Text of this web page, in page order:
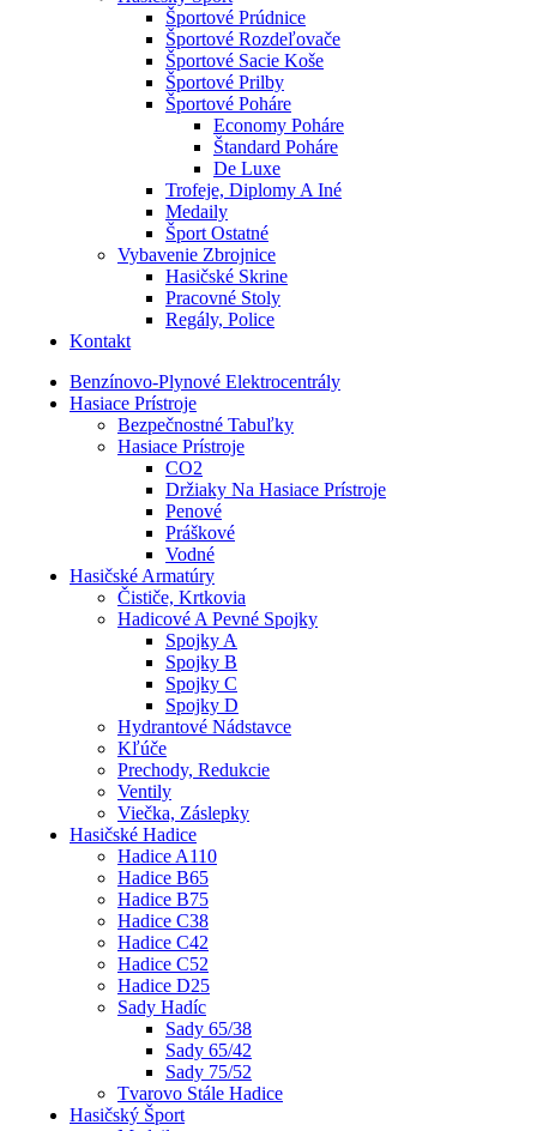
Športové Prúdnice
Športové Rozdeľovače
Športové Sacie Koše
Športové Prilby
Športové Poháre
Economy Poháre
Štandard Poháre
De Luxe
Trofeje, Diplomy A Iné
Medaily
Šport Ostatné
Vybavenie Zbrojnice
Hasičské Skrine
Pracovné Stoly
Regály, Police
Kontakt
Benzínovo-Plynové Elektrocentrály
Hasiace Prístroje
Bezpečnostné Tabuľky
Hasiace Prístroje
CO2
Držiaky Na Hasiace Prístroje
Penové
Práškové
Vodné
Hasičské Armatúry
Čističe, Krtkovia
Hadicové A Pevné Spojky
Spojky A
Spojky B
Spojky C
Spojky D
Hydrantové Nádstavce
Kľúče
Prechody, Redukcie
Ventily
Viečka, Záslepky
Hasičské Hadice
Hadice A110
Hadice B65
Hadice B75
Hadice C38
Hadice C42
Hadice C52
Hadice D25
Sady Hadíc
Sady 65/38
Sady 65/42
Sady 75/52
Tvarovo Stále Hadice
Hasičský Šport